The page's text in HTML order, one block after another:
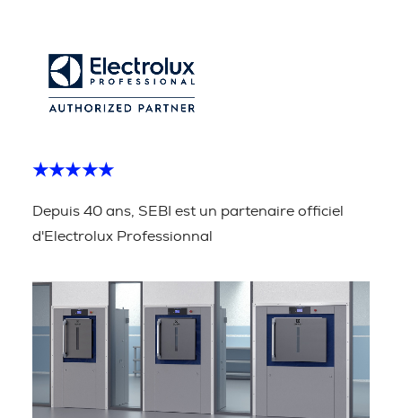
★★★★★
Depuis 40 ans, SEBI est un partenaire officiel
d'Electrolux Professionnal